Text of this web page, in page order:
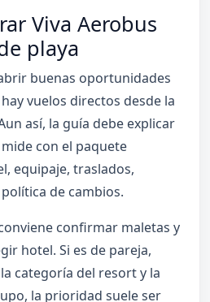
Viva Aerobus
playa
buenas oportunidades
vuelos directos desde la
así, la guía debe explicar
con el paquete
equipaje, traslados,
de cambios.
confirmar maletas y
hotel. Si es de pareja,
categoría del resort y la
la prioridad suele ser